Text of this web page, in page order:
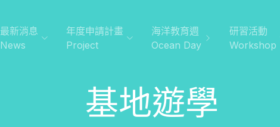
最新消息
News
年度申請計畫
Project
海洋教育週
Ocean Day
研習活動
Workshop
基地遊學